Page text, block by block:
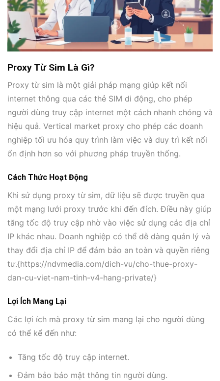
Proxy Từ Sim Là Gì?
Proxy từ sim là một giải pháp mạng giúp kết nối
internet thông qua các thẻ SIM di động, cho phép
người dùng truy cập internet một cách nhanh chóng và
hiệu quả. Vertical market proxy cho phép các doanh
nghiệp tối ưu hóa quy trình làm việc và duy trì kết nối
ổn định hơn so với phương pháp truyền thống.
Cách Thức Hoạt Động
Khi sử dụng proxy từ sim, dữ liệu sẽ được truyền qua
một mạng lưới proxy trước khi đến đích. Điều này giúp
tăng tốc độ truy cập nhờ vào việc sử dụng các địa chỉ
IP khác nhau. Doanh nghiệp có thể dễ dàng quản lý và
thay đổi địa chỉ IP để đảm bảo an toàn và quyền riêng
tư.{https://ndvmedia.com/dich-vu/cho-thue-proxy-
dan-cu-viet-nam-tinh-v4-hang-private/}
Lợi Ích Mang Lại
Các lợi ích mà proxy từ sim mang lại cho người dùng
có thể kể đến như:
Tăng tốc độ truy cập internet.
Đảm bảo bảo mật thông tin người dùng.